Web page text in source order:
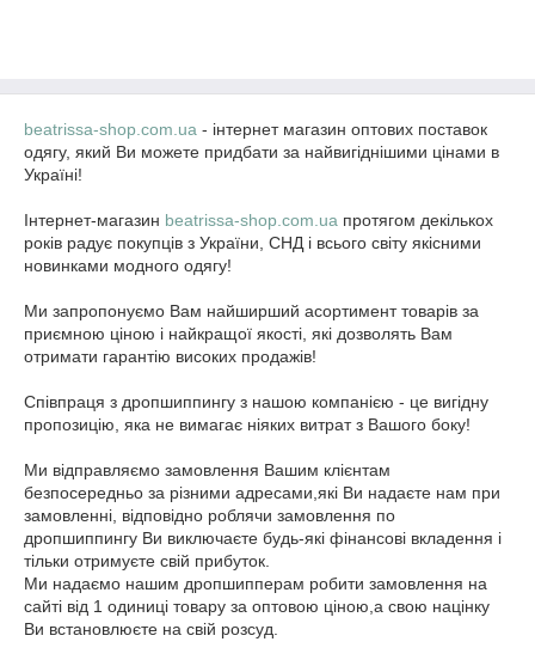
beatrissa-shop.com.ua - інтернет магазин оптових поставок
одягу, який Ви можете придбати за найвигіднішими цінами в
Україні!
Інтернет-магазин beatrissa-shop.com.ua протягом декількох
років радує покупців з України, СНД і всього світу якісними
новинками модного одягу!
Ми запропонуємо Вам найширший асортимент товарів за
приємною ціною і найкращої якості, які дозволять Вам
отримати гарантію високих продажів!
Співпраця з дропшиппингу з нашою компанією - це вигідну
пропозицію, яка не вимагає ніяких витрат з Вашого боку!
Ми відправляємо замовлення Вашим клієнтам
безпосередньо за різними адресами,які Ви надаєте нам при
замовленні, відповідно роблячи замовлення по
дропшиппингу Ви виключаєте будь-які фінансові вкладення і
тільки отримуєте свій прибуток.
Ми надаємо нашим дропшипперам робити замовлення на
сайті від 1 одиниці товару за оптовою ціною,а свою націнку
Ви встановлюєте на свій розсуд.